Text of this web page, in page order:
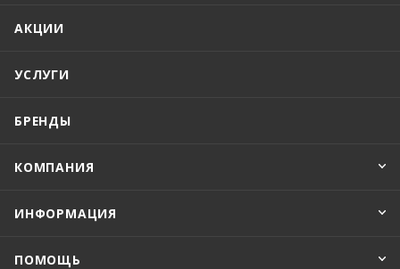
АКЦИИ
УСЛУГИ
БРЕНДЫ
КОМПАНИЯ
ИНФОРМАЦИЯ
ПОМОЩЬ